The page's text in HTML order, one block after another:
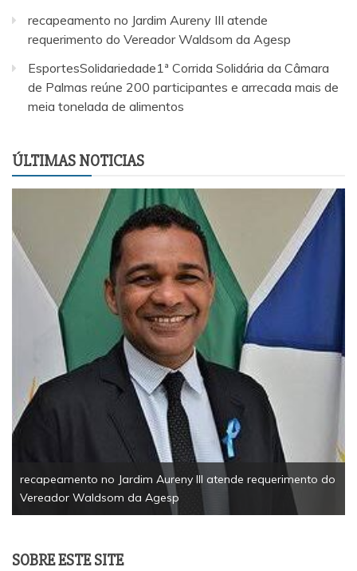
recapeamento no Jardim Aureny III atende
requerimento do Vereador Waldsom da Agesp
EsportesSolidariedade1ª Corrida Solidária da Câmara
de Palmas reúne 200 participantes e arrecada mais de
meia tonelada de alimentos
ÚLTIMAS NOTICIAS
recapeamento no Jardim Aureny III atende requerimento do
Vereador Waldsom da Agesp
SOBRE ESTE SITE